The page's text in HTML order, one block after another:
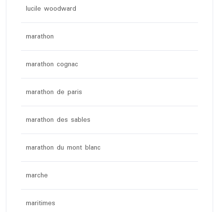
lucile woodward
marathon
marathon cognac
marathon de paris
marathon des sables
marathon du mont blanc
marche
maritimes